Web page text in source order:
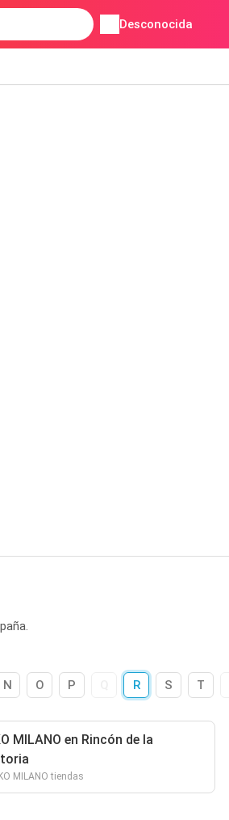
Desconocida
N O P R S T
MILANO en Rincón de la
MILANO tiendas